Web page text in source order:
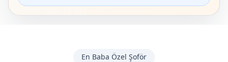
En Baba Özel Şoför